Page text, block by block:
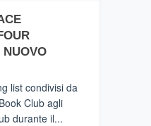
NUOVO
list condivisi da
Club agli
durante il...